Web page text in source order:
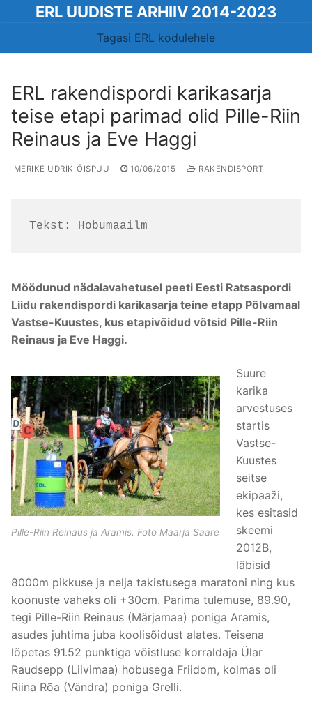
ERL UUDISTE ARHIIV 2014-2023
Tagasi ERL kodulehele
ERL rakendispordi karikasarja
teise etapi parimad olid Pille-Riin
Reinaus ja Eve Haggi
MERIKE UDRIK-ÕISPUU 10/06/2015 RAKENDISPORT
Tekst: Hobumaailm
Möödunud nädalavahetusel peeti Eesti Ratsaspordi
Liidu rakendispordi karikasarja teine etapp Põlvamaal
Vastse-Kuustes, kus etapivõidud võtsid Pille-Riin
Reinaus ja Eve Haggi.
Pille-Riin Reinaus ja Aramis. Foto Maarja Saare
Suure
karika
arvestuses
startis
Vastse-
Kuustes
seitse
ekipaaži,
kes esitasid
skeemi
2012B,
läbisid
8000m pikkuse ja nelja takistusega maratoni ning kus
koonuste vaheks oli +30cm. Parima tulemuse, 89.90,
tegi Pille-Riin Reinaus (Märjamaa) poniga Aramis,
asudes juhtima juba koolisõidust alates. Teisena
lõpetas 91.52 punktiga võistluse korraldaja Ülar
Raudsepp (Liivimaa) hobusega Friidom, kolmas oli
Riina Rõa (Vändra) poniga Grelli.